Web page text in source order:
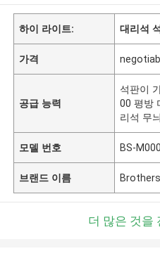
하이 라이트: 대리석
가격
공급 능력
석판이
00 평방
리석 무
모델 번호 BS-
브랜드 이름
더 많은 것을